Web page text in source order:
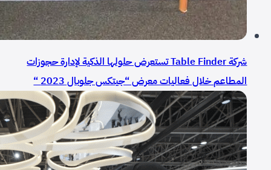
شركة Table Finder تستعرض حلولها الذكية لإدارة حجوزات
المطاعم خلال فعاليات معرض “جيتكس جلوبال 2023 “